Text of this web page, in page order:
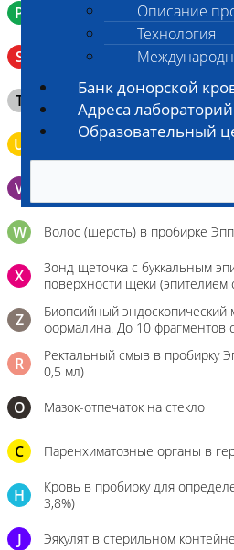
Описание
Технология
Банк донорской
Адреса лабораторий
Образовательный
P Кровь в пробирку с К3ЭДТА
S
Венозная кровь в пробирке с
без разделительного геля
T
Клещ (не более 2 шт.), плотно
типа Эппендорф
U Моча во флаконе 5 - 10 мл
V
W Волос (шерсть) в пробирке
X
Зонд щеточка с буккальным
поверхности щеки (эпителием
Z
Биопсийный эндоскопический
формалина. До 10 фрагментов
R
Ректальный смыв в пробирку
0,5 мл)
О Мазок-отпечаток на стекло
C Паренхиматозные органы в
H
Кровь в пробирку для
3,8%)
J Эякулят в стерильном